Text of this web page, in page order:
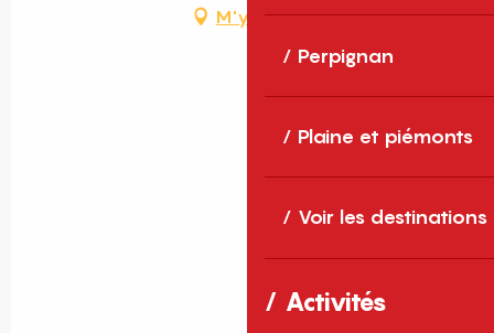
Perpignan
Plaine et piémonts
Voir les destinations
Activités
M'y rendre